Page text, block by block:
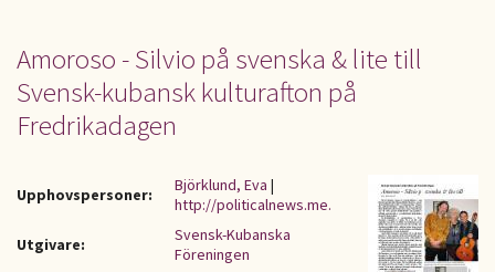
Amoroso - Silvio på svenska & lite till
Svensk-kubansk kulturafton på
Fredrikadagen
Upphovspersoner: Björklund, Eva |
http://politicalnews.me.
Utgivare:
Svensk-Kubanska
Föreningen